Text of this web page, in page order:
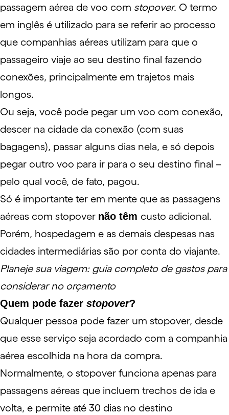
passagem aérea de voo com stopover. O termo
em inglês é utilizado para se referir ao processo
que companhias aéreas utilizam para que o
passageiro viaje ao seu destino final fazendo
conexões, principalmente em trajetos mais
longos.
Ou seja, você pode pegar um voo com conexão,
descer na cidade da conexão (com suas
bagagens), passar alguns dias nela, e só depois
pegar outro voo para ir para o seu destino final –
pelo qual você, de fato, pagou.
Só é importante ter em mente que as passagens
aéreas com stopover não têm custo adicional.
Porém, hospedagem e as demais despesas nas
cidades intermediárias são por conta do viajante.
Planeje sua viagem: guia completo de gastos para
considerar no orçamento
Quem pode fazer stopover?
Qualquer pessoa pode fazer um stopover, desde
que esse serviço seja acordado com a companhia
aérea escolhida na hora da compra.
Normalmente, o stopover funciona apenas para
passagens aéreas que incluem trechos de ida e
volta, e permite até 30 dias no destino